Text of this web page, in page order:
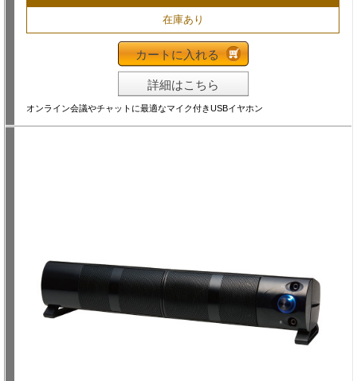
在庫あり
カートに入れる
詳細はこちら
オンライン会議やチャットに最適なマイク付きUSBイヤホン